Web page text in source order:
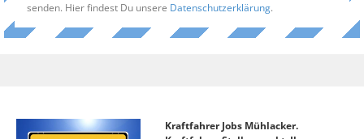
senden. Hier findest Du unsere Datenschutzerklärung.
Kraftfahrer Jobs Mühlacker.